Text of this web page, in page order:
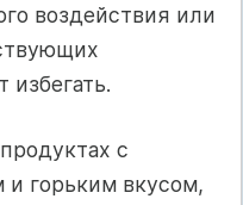
воздействия или
с
горьким вкусом,